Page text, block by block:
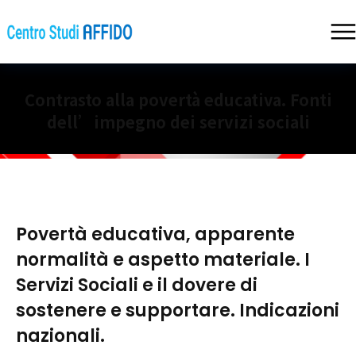
Povertà educativa, apparente
normalità e aspetto materiale. I
Servizi Sociali e il dovere di
sostenere e supportare. Indicazioni
nazionali.